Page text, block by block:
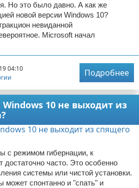
Но это было давно. А как же
новой версии Windows 10?
невиданной
Microsoft начал
04:10
Подробнее
10 не выходит из
с режимом гибернации, к
достаточно часто. Это особенно
системы или чистой установки.
может спонтанно и "спать" и